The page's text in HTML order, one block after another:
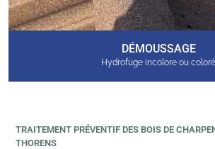
DÉMOUSSAGE
Hydrofuge incolore ou coloré
TRAITEMENT PRÉVENTIF DES BOIS DE
THORENS